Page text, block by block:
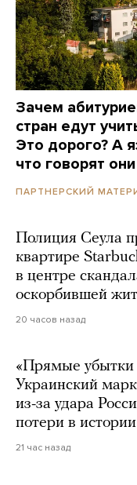
Зачем
стран едут
Это дорого? А
что говорят
ПАРТНЕРСКИЙ
Полиция Сеула
квартире
в центре
оскорбившей
20 часов назад
«Прямые
Украинский
из-за удара
потери в
21 час назад